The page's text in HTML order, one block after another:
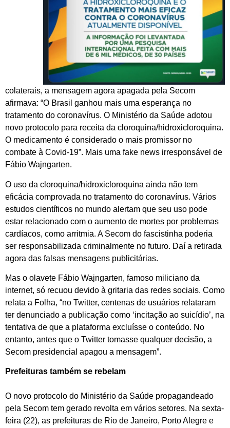
colaterais, a mensagem agora apagada pela Secom
afirmava: “O Brasil ganhou mais uma esperança no
tratamento do coronavírus. O Ministério da Saúde adotou
novo protocolo para receita da cloroquina/hidroxicloroquina.
O medicamento é considerado o mais promissor no
combate à Covid-19”. Mais uma fake news irresponsável de
Fábio Wajngarten.
O uso da cloroquina/hidroxicloroquina ainda não tem
eficácia comprovada no tratamento do coronavírus. Vários
estudos científicos no mundo alertam que seu uso pode
estar relacionado com o aumento de mortes por problemas
cardíacos, como arritmia. A Secom do fascistinha poderia
ser responsabilizada criminalmente no futuro. Daí a retirada
agora das falsas mensagens publicitárias.
Mas o olavete Fábio Wajngarten, famoso miliciano da
internet, só recuou devido à gritaria das redes sociais. Como
relata a Folha, “no Twitter, centenas de usuários relataram
ter denunciado a publicação como ‘incitação ao suicídio’, na
tentativa de que a plataforma excluísse o conteúdo. No
entanto, antes que o Twitter tomasse qualquer decisão, a
Secom presidencial apagou a mensagem”.
Prefeituras também se rebelam
O novo protocolo do Ministério da Saúde propagandeado
pela Secom tem gerado revolta em vários setores. Na sexta-
feira (22), as prefeituras de Rio de Janeiro, Porto Alegre e